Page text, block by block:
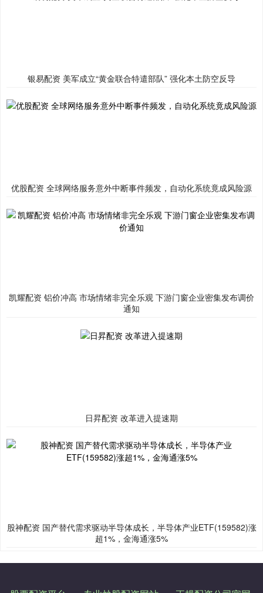
银易配资 美军成立“黄金联合特遣部队” 强化本土防空反导
优股配资 全球网络服务意外中断事件频发，自动化系统竟成风险源
凯耀配资 铝价冲高 市场情绪非完全乐观 下游门窗企业密集发布调价
通知
日昇配资 改革进入提速期
股神配资 国产替代需求驱动半导体成长，半导体产业ETF(159582)涨
超1%，金海通涨5%